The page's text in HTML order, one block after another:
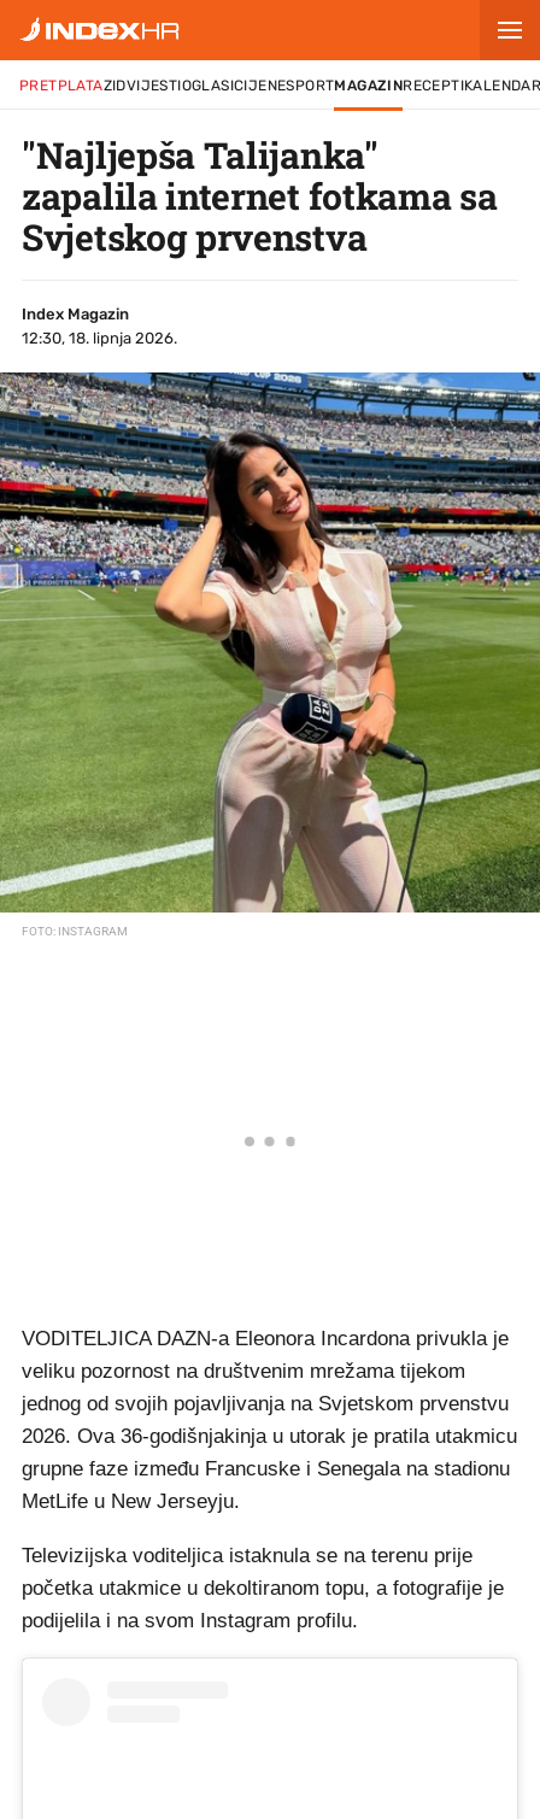
PRETPLATAZIDVIJESTIOGLASICIJENESPORTMAGAZINRECEPTI
"Najljepša Talijanka"
zapalila internet fotkama sa
Svjetskog prvenstva
Index Magazin
12:30, 18. lipnja 2026.
FOTO: INSTAGRAM
VODITELJICA DAZN-a Eleonora Incardona privukla je
veliku pozornost na društvenim mrežama tijekom
jednog od svojih pojavljivanja na Svjetskom prvenstvu
2026. Ova 36-godišnjakinja u utorak je pratila utakmicu
grupne faze između Francuske i Senegala na stadionu
MetLife u New Jerseyju.
Televizijska voditeljica istaknula se na terenu prije
početka utakmice u dekoltiranom topu, a fotografije je
podijelila i na svom Instagram profilu.